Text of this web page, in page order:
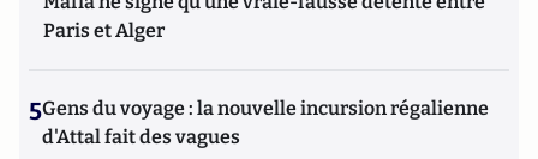
Paris et Alger
5Gens du voyage : la nouvelle incursion régalienne
d'Attal fait des vagues